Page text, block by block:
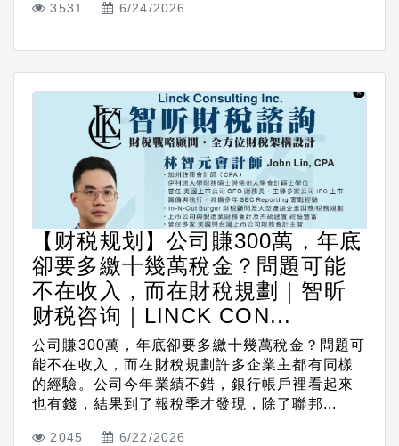
3531 6/24/2026
【财税规划】公司賺300萬，年底
卻要多繳十幾萬稅金？問題可能
不在收入，而在財稅規劃｜智昕
财税咨询｜LINCK CON...
公司賺300萬，年底卻要多繳十幾萬稅金？問題可
能不在收入，而在財稅規劃許多企業主都有同樣
的經驗。公司今年業績不錯，銀行帳戶裡看起來
也有錢，結果到了報稅季才發現，除了聯邦...
2045 6/22/2026